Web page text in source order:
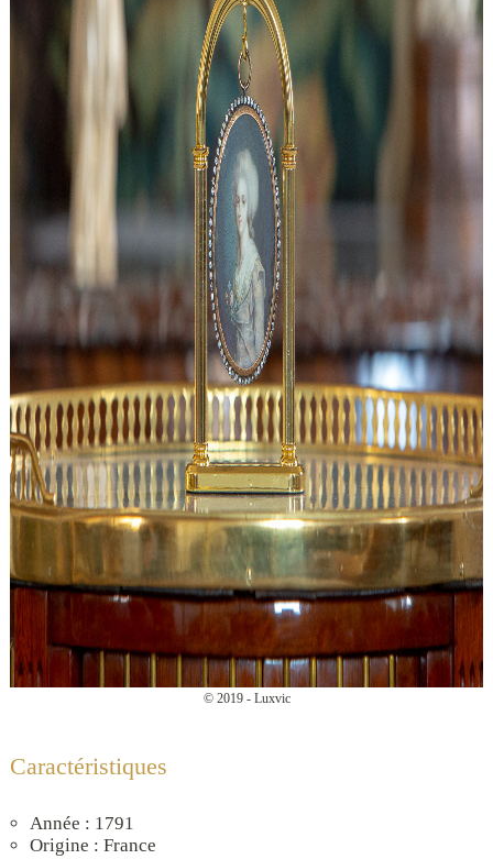
© 2019 - Luxvic
Caractéristiques
Année : 1791
Origine : France